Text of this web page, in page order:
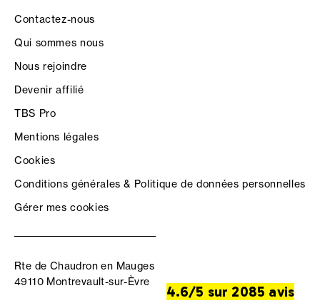
Contactez-nous
Qui sommes nous
Nous rejoindre
Devenir affilié
TBS Pro
Mentions légales
Cookies
Conditions générales & Politique de données personnelles
Gérer mes cookies
Rte de Chaudron en Mauges
49110 Montrevault-sur-Èvre
4.6/5 sur 2085 avis